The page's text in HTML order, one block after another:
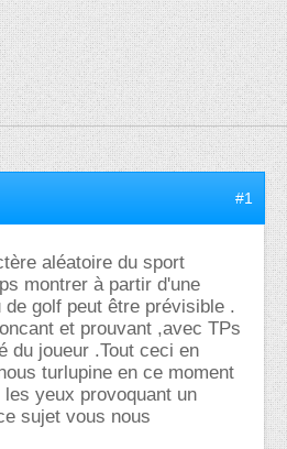
#1
aléatoire du sport
montrer à partir d'une
golf peut être prévisible .
et prouvant ,avec TPs
du joueur .Tout ceci en
turlupine en ce moment
yeux provoquant un
sujet vous nous